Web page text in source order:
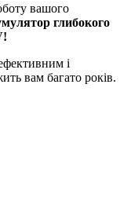
вашого
глибокого
і
вам багато років.